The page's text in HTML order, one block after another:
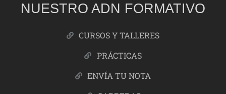
NUESTRO ADN FORMATIVO
CURSOS Y TALLERES
PRÁCTICAS
ENVÍA TU NOTA